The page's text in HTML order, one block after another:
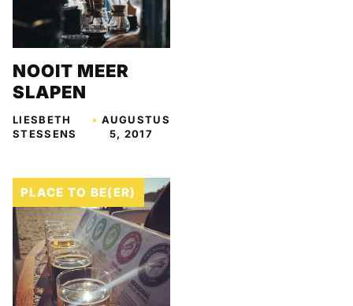
NOOIT MEER
SLAPEN
LIESBETH
STESSENS
• AUGUSTUS
5, 2017
PLACE TO BE(ER)